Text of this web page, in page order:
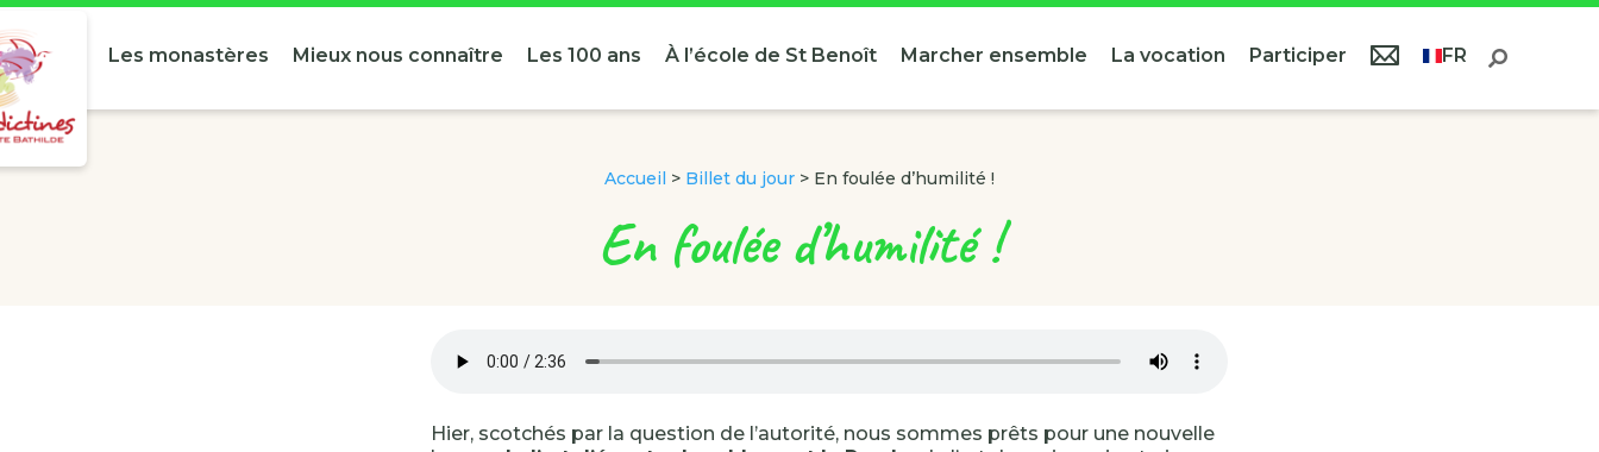
Les monastères Mieux nous connaître Les 100 ans À l’école de St Benoît Marcher ensemble La vocation Participer FR
Accueil > Billet du jour > En foulée d’humilité !
En foulée d’humilité !
Hier, scotchés par la question de l’autorité, nous sommes prêts pour une nouvelle